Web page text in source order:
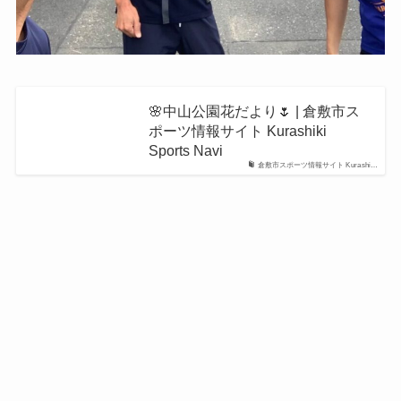
倉敷市スポーツ情報サイト Kurashi…
🌸中山公園花だより🌷 | 倉敷市ス
ポーツ情報サイト Kurashiki
Sports Navi